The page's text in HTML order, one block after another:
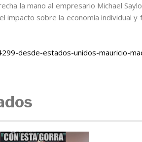
la mano al empresario Michael
impacto sobre la economía individual y
desde-estados-unidos-mauricio-